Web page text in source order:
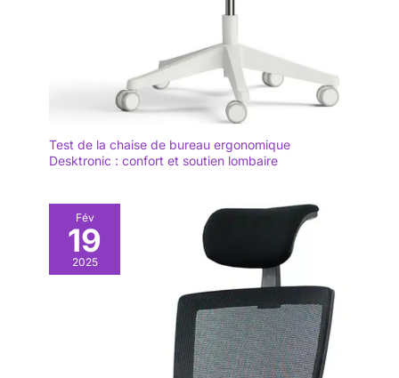
Test de la chaise de bureau ergonomique
Desktronic : confort et soutien lombaire
Fév
19
2025